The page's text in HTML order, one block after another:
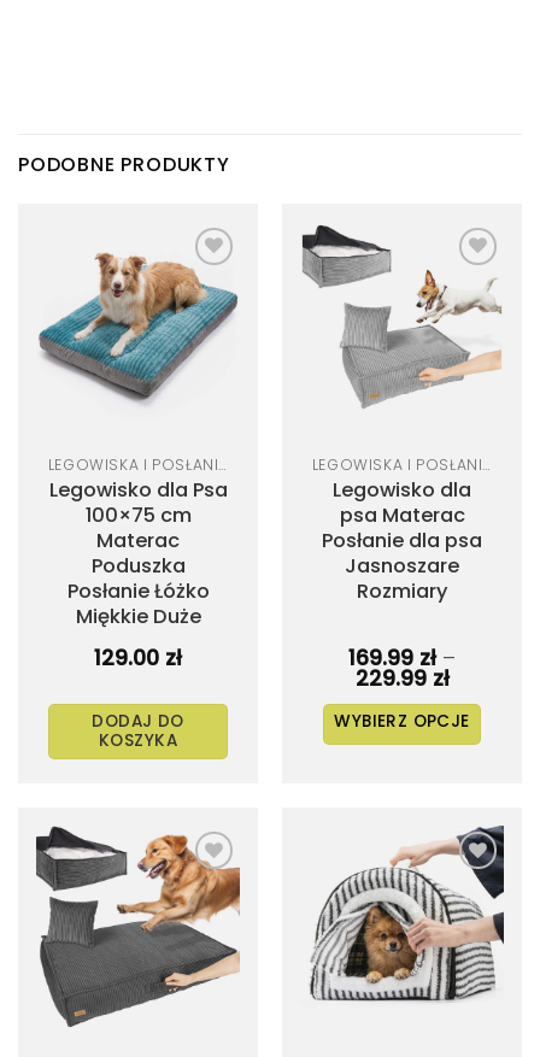
PODOBNE PRODUKTY
Dodaj
do
listy
życzeń
LEGOWISKA I POSŁANIA DLA PSA
Legowisko dla Psa
100×75 cm
Materac
Poduszka
Posłanie Łóżko
Miękkie Duże
129.00 zł
DODAJ DO
KOSZYKA
Dodaj
do
listy
LEGOWISKA I POSŁANIA DLA PSA
Legowisko dla
psa Materac
Posłanie dla psa
Jasnoszare
Rozmiary
169.99 zł –
229.99 złZakres
cen:
od
169.99 zł
WYBIERZ OPCJE
wiele
wariantów.
Opcje
można
wybrać
na
stronie
Dodaj
do
listy
życzeń
Dodaj
do
listy
życzeń